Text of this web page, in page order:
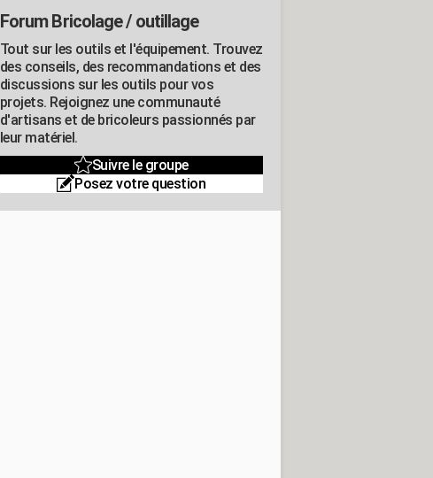
Forum Bricolage / outillage
Tout sur les outils et l'équipement. Trouvez
des conseils, des recommandations et des
discussions sur les outils pour vos
projets. Rejoignez une communauté
d'artisans et de bricoleurs passionnés par
leur matériel.
Suivre le groupe
Posez votre question